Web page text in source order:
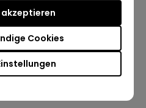
Cookies
Bildschirme effizient zu
Platz. Dadurch
als auch der
die Monitore bei Bedarf
was Arbeitsabläufe noch